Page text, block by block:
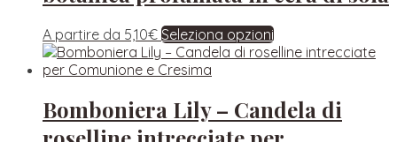
A partire da 5,10€ Seleziona opzioni
Bomboniera Lily – Candela di